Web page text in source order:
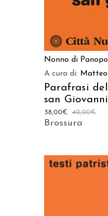
Nonno di
A cura di:
Parafrasi
san Giovanni
40,00€
38,00€
Brossura